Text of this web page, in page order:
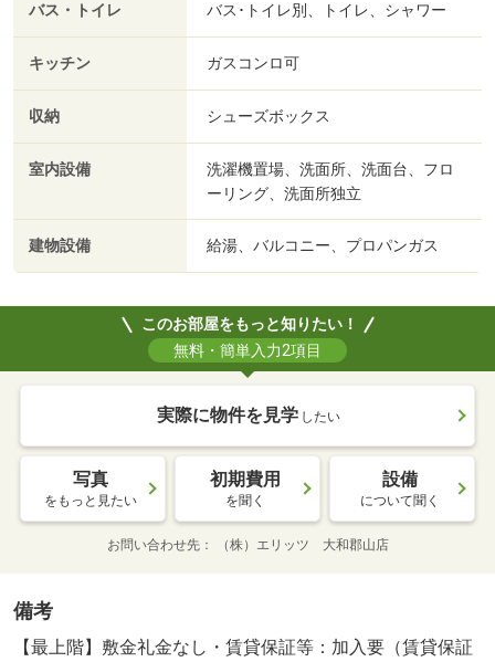
バス・トイレ バス･トイレ別、トイレ、シャワー
キッチン ガスコンロ可
収納 シューズボックス
室内設備
洗濯機置場、洗面所、洗面台、フロ
ーリング、洗面所独立
建物設備 給湯、バルコニー、プロパンガス
このお部屋をもっと知りたい！
無料・簡単入力2項目
実際に物件を見学 したい
写真
をもっと見たい
初期費用
を聞く
設備
について聞く
お問い合わせ先 （株）エリッツ 大和郡山店
備考
【最上階】敷金礼金なし・賃貸保証等：加入要（賃貸保証